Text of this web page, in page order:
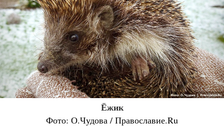
Ёжик
Фото: О.Чудова / Православие.Ru